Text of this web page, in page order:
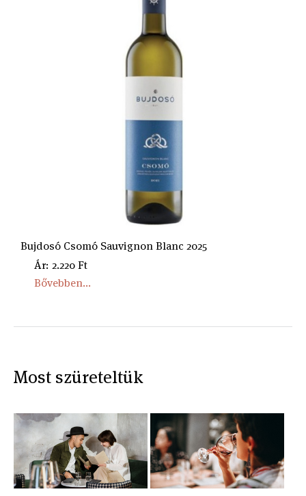
Bujdosó Csomó Sauvignon Blanc 2025
Ár: 2.220 Ft
Bővebben...
Most szüreteltük